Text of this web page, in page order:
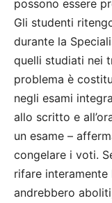
possono essere
Gli studenti
durante la
quelli studiati nei
problema è
negli esami
allo scritto e
un esame –
congelare i voti.
rifare interamente
andrebbero